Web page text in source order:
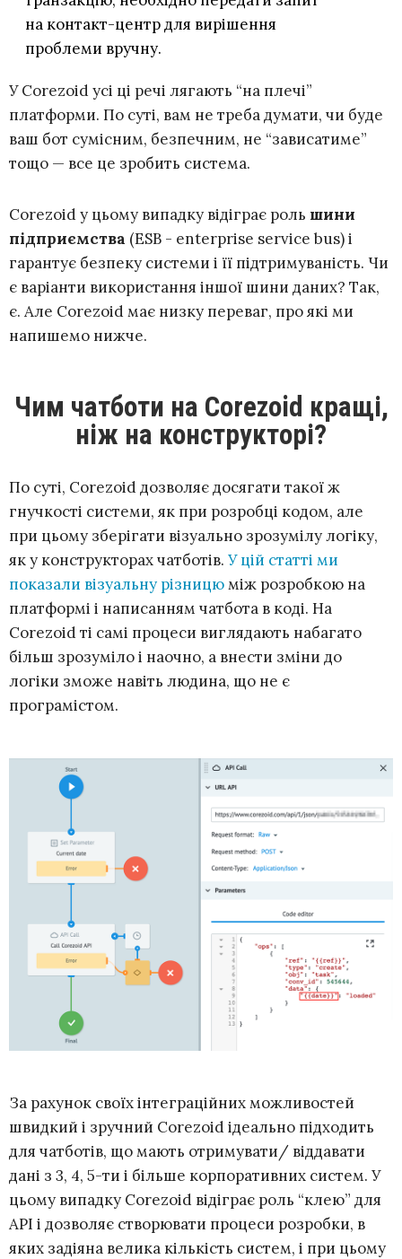
на контакт-центр для вирішення
проблеми вручну.
У Corezoid усі ці речі лягають “на плечі”
платформи. По суті, вам не треба думати, чи буде
ваш бот сумісним, безпечним, не “зависатиме”
тощо — все це зробить система.
Corezoid у цьому випадку відіграє роль шини
підприємства (ESB - enterprise service bus) і
гарантує безпеку системи і її підтримуваність. Чи
є варіанти використання іншої шини даних? Так,
є. Але Corezoid має низку переваг, про які ми
напишемо нижче.
Чим чатботи на Corezoid кращі,
ніж на конструкторі?
По суті, Corezoid дозволяє досягати такої ж
гнучкості системи, як при розробці кодом, але
при цьому зберігати візуально зрозумілу логіку,
як у конструкторах чатботів. У цій статті ми
показали візуальну різницюміж розробкою на
платформі і написанням чатбота в коді. На
Corezoid ті самі процеси виглядають набагато
більш зрозуміло і наочно, а внести зміни до
логіки зможе навіть людина, що не є
програмістом.
За рахунок своїх інтеграційних можливостей
швидкий і зручний Corezoid ідеально підходить
для чатботів, що мають отримувати/ віддавати
дані з 3, 4, 5-ти і більше корпоративних систем. У
цьому випадку Corezoid відіграє роль “клею” для
API і дозволяє створювати процеси розробки, в
яких задіяна велика кількість систем, і при цьому